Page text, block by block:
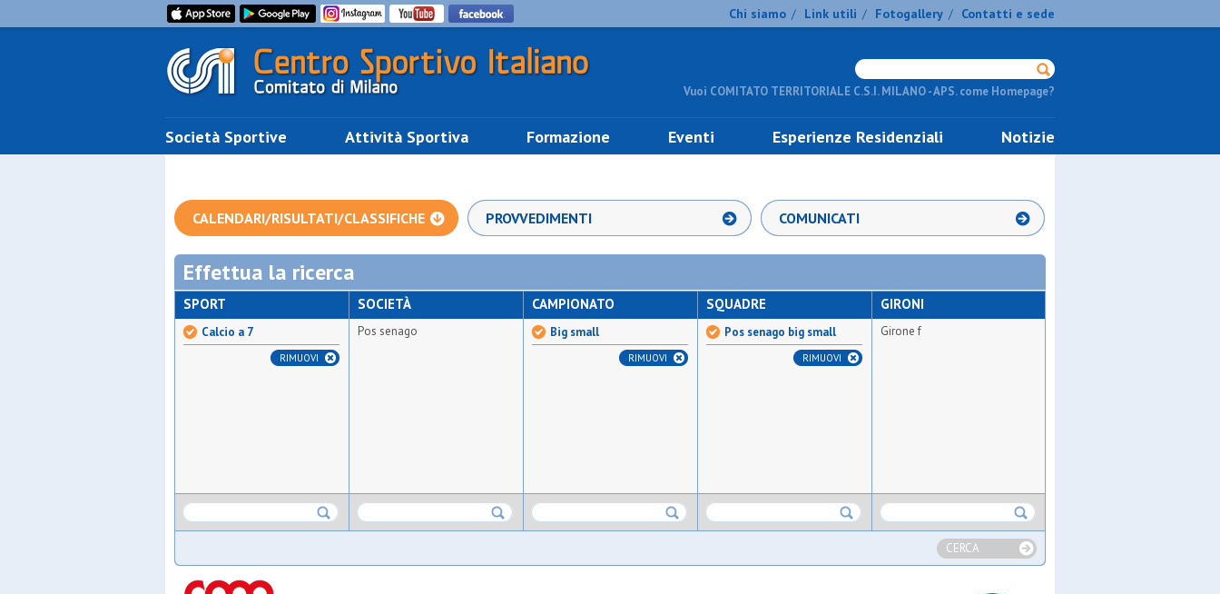
Chi siamo / Link utili / Fotogallery / Contatti e sede
Vuoi COMITATO TERRITORIALE C.S.I. MILANO - APS. come Homepage?
Società Sportive Attività Sportiva Formazione Eventi Esperienze Residenziali Notizie
CALENDARI/RISULTATI/CLASSIFICHE PROVVEDIMENTI COMUNICATI
Effettua la ricerca
SPORT
Calcio a 7
RIMUOVI
SOCIETÀ
Pos senago
CAMPIONATO
Big small
RIMUOVI
SQUADRE
Pos senago big small
RIMUOVI
GIRONI
Girone f
CERCA